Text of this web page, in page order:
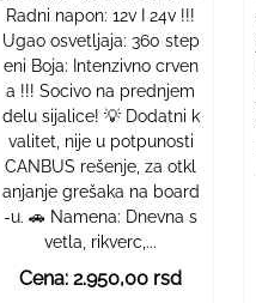
Radni napon: 12v I 24v !!!
Ugao osvetljaja: 360 step
eni Boja: Intenzivno crven
a !!! Socivo na prednjem
delu sijalice! 💡 Dodatni k
valitet, nije u potpunosti
CANBUS rešenje, za otkl
anjanje grešaka na board
-u. 🚗 Namena: Dnevna s
vetla, rikverc,...
Cena: 2.950,00 rsd